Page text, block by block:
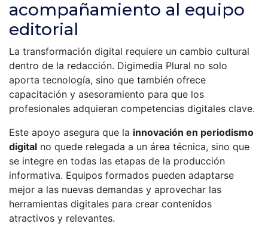
acompañamiento al equipo
editorial
La transformación digital requiere un cambio cultural
dentro de la redacción. Digimedia Plural no solo
aporta tecnología, sino que también ofrece
capacitación y asesoramiento para que los
profesionales adquieran competencias digitales clave.
Este apoyo asegura que la innovación en periodismo
digital no quede relegada a un área técnica, sino que
se integre en todas las etapas de la producción
informativa. Equipos formados pueden adaptarse
mejor a las nuevas demandas y aprovechar las
herramientas digitales para crear contenidos
atractivos y relevantes.